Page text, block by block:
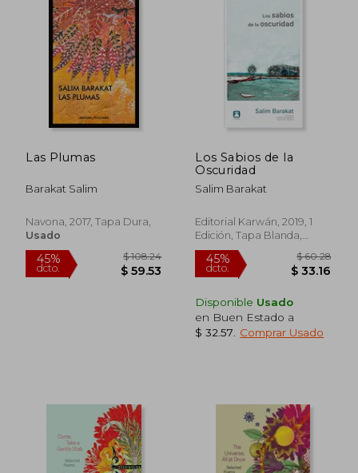
45%
dcto. $ 25.57
Las Plumas
Barakat Salim
Navona, 2017, Tapa Dura,
Usado
45%
dcto.
$ 108.24
$ 59.53
Los Sabios de la
Oscuridad
Salim Barakat
Editorial Karwán, 2019, 1
Edición, Tapa Blanda,
Nuevo
45%
dcto.
Disponible Usado
en Buen Estado a
$ 32.57
Comprar Usado